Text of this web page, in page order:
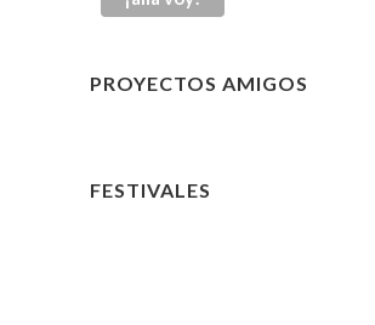
PROYECTOS AMIGOS
FESTIVALES